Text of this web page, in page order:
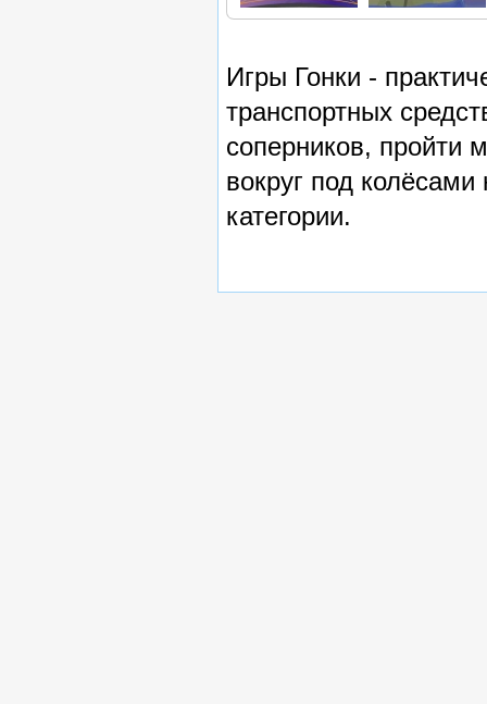
Игры Гонки -
транспортных
соперников, пройти
вокруг под колёсами
категории.